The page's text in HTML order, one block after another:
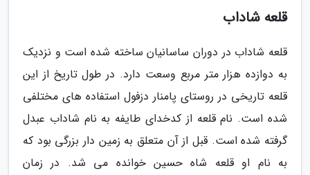
قلعه شاداب
قلعه شاداب در دوران ساسانیان ساخته شده است و نزدیک
به دوازده هزار متر مربع وسعت دارد. در طول تاریخ از این
قلعه تاریخی در روستای پامنار دزفول استفاده های مختلفی
شده است. نام قلعه از کدخدای طایفه به نام شاداب عبدل
گرفته شده است. قبل از آن متعلق به زمین دار بزرگی بود که
به نام او قلعه شاه حسین خوانده می شد. در زمان